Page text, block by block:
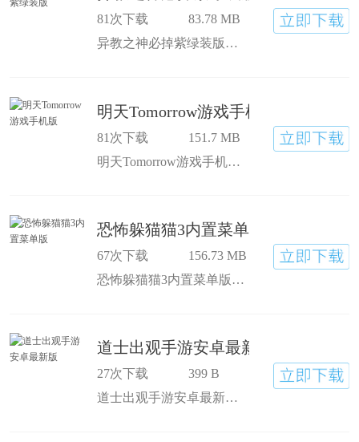
81次下载
83.78 MB
异教之神必掉紫绿装版是一款角色扮演类手游，异教之神最新版完整汉化版不仅有超高爆率的设定，而且还有大量金币等资源的支持，在这个暗黑地下城世界中，玩家需要与成群的怪物进行厮杀，游戏有随机生成的地图和怪物在等着你来探索！
明天Tomorrow游戏手机版
81次下载
151.7 MB
明天Tomorrow游戏手机版把废土朋克的味道做得很足，明天国际服安卓版支持多人在线冒险生存，未来世界的元素将在游戏中展现，除了资源探索和武器生产之外，你还需要对抗可怕的生物！
恐怖躲猫猫3内置菜单版
67次下载
156.73 MB
恐怖躲猫猫3内置菜单版是一款惊悚的角色扮演类手游，恐怖躲猫猫3(阴森墓园3D)无广告版给玩家们提供了许多不同职业的人物，匹配对局后玩家就要和队友一起合作，只有灵活的操控才能躲开一切危机！
道士出观手游安卓最新版
27次下载
399 B
道士出观手游安卓最新版是一款角色扮演类游戏，道士出观手游内购免费版里的所有内容，都是正版授权的，每位玩家都需要和僵尸斗智斗勇，英叔带你一起重返最原汁原味的港风捉鬼世界，经典的MMO玩法模式趣味十足！欢迎大家的下载游玩，希望都能够玩得开心。